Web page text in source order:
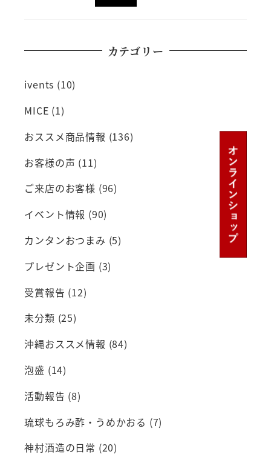
カテゴリー
ivents (10)
MICE (1)
おススメ商品情報 (136)
お客様の声 (11)
ご来店のお客様 (96)
イベント情報 (90)
カンタンおつまみ (5)
プレゼント企画 (3)
受賞報告 (12)
未分類 (25)
沖縄おススメ情報 (84)
泡盛 (14)
活動報告 (8)
琉球もろみ酢・うめかおる (7)
神村酒造の日常 (20)